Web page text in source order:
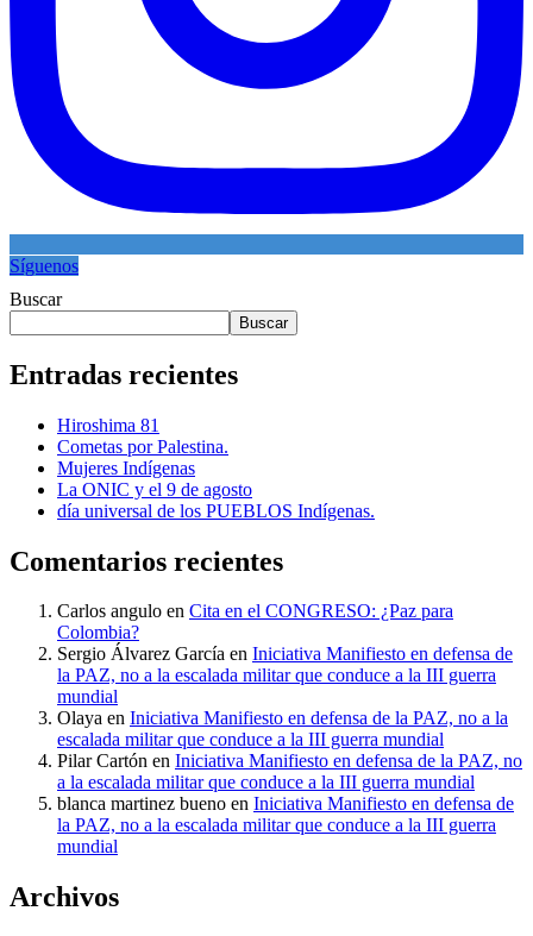
Síguenos
Buscar
Buscar
Entradas recientes
Hiroshima 81
Cometas por Palestina.
Mujeres Indígenas
La ONIC y el 9 de agosto
día universal de los PUEBLOS Indígenas.
Comentarios recientes
Carlos angulo en Cita en el CONGRESO: ¿Paz para
Colombia?
Sergio Álvarez García en Iniciativa Manifiesto en defensa de
la PAZ, no a la escalada militar que conduce a la III guerra
mundial
Olaya en Iniciativa Manifiesto en defensa de la PAZ, no a la
escalada militar que conduce a la III guerra mundial
Pilar Cartón en Iniciativa Manifiesto en defensa de la PAZ, no
a la escalada militar que conduce a la III guerra mundial
blanca martinez bueno en Iniciativa Manifiesto en defensa de
la PAZ, no a la escalada militar que conduce a la III guerra
mundial
Archivos